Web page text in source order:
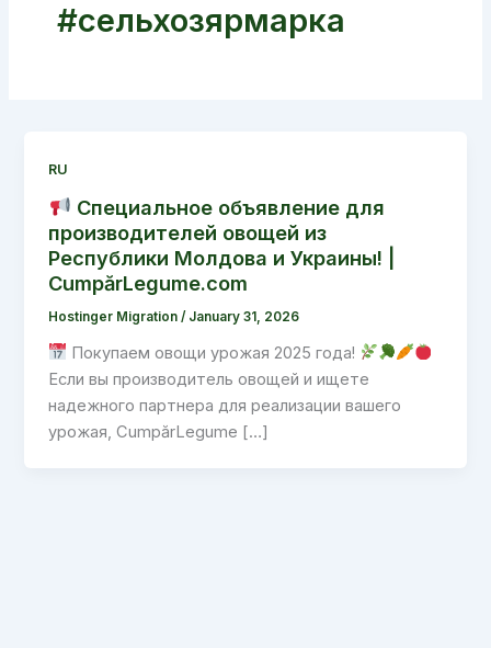
#сельхозярмарка
RU
Специальное объявление для
производителей овощей из
Республики Молдова и Украины! |
CumpărLegume.com
Hostinger Migration/ January 31, 2026
Покупаем овощи урожая 2025 года!
Если вы производитель овощей и ищете
надежного партнера для реализации вашего
урожая, CumpărLegume […]